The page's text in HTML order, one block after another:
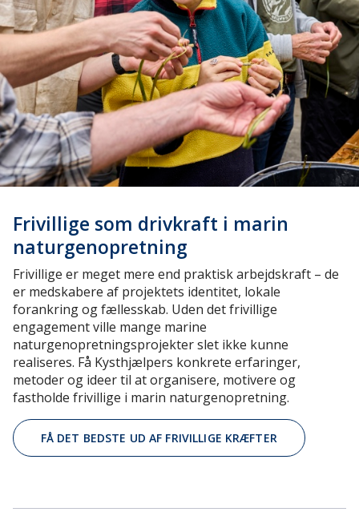
Frivillige som drivkraft i marin
naturgenopretning
Frivillige er meget mere end praktisk arbejdskraft – de
er medskabere af projektets identitet, lokale
forankring og fællesskab. Uden det frivillige
engagement ville mange marine
naturgenopretningsprojekter slet ikke kunne
realiseres. Få Kysthjælpers konkrete erfaringer,
metoder og ideer til at organisere, motivere og
fastholde frivillige i marin naturgenopretning.
FÅ DET BEDSTE UD AF FRIVILLIGE KRÆFTER